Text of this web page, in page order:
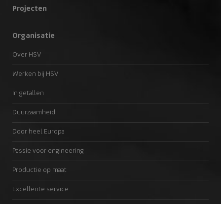
Projecten
Organisatie
Over HSV
Werken bij HSV
In getallen
Duurzaamheid
Door heel Europa
Passie voor engineering
Productie op maat
Excellente service